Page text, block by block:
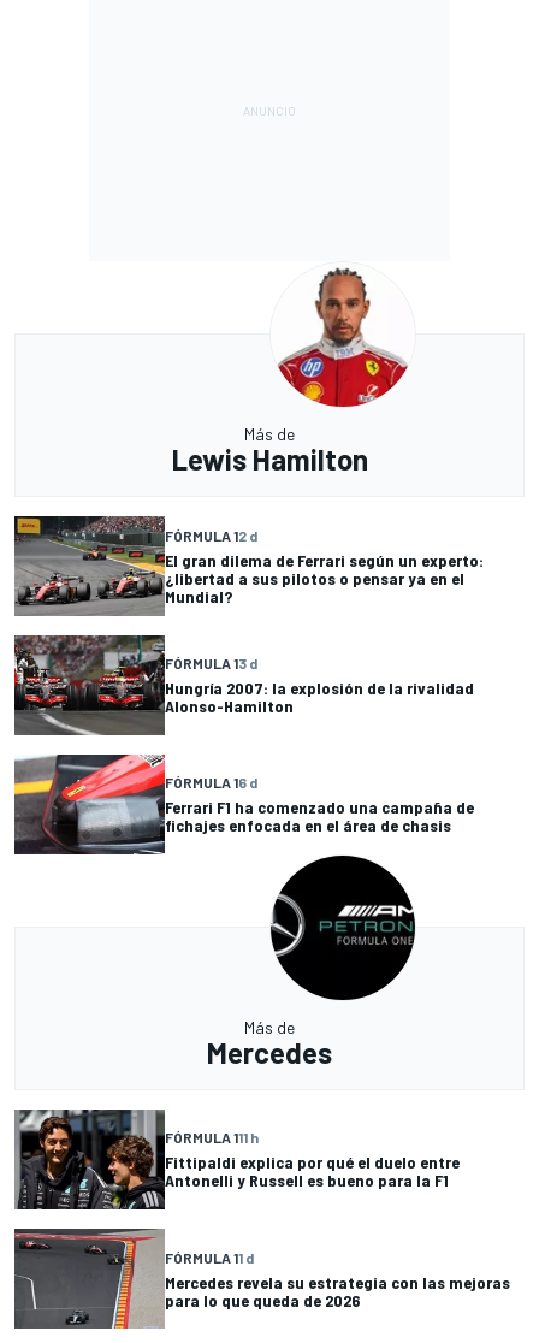
Más de
Lewis Hamilton
FÓRMULA 12 d
El gran dilema de Ferrari según un experto:
¿libertad a sus pilotos o pensar ya en el
Mundial?
FÓRMULA 13 d
Hungría 2007: la explosión de la rivalidad
Alonso-Hamilton
FÓRMULA 16 d
Ferrari F1 ha comenzado una campaña de
fichajes enfocada en el área de chasis
Más de
Mercedes
FÓRMULA 111 h
Fittipaldi explica por qué el duelo entre
Antonelli y Russell es bueno para la F1
FÓRMULA 11 d
Mercedes revela su estrategia con las mejoras
para lo que queda de 2026